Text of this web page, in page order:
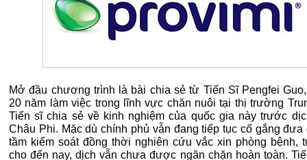
Mở đầu chương trình là bài chia sẻ từ Tiến Sĩ Pengfei
20 năm làm việc trong lĩnh vực chăn nuôi tại thị trường
Tiến sĩ chia sẻ về kinh nghiệm của quốc gia này trước
Châu Phi. Mặc dù chính phủ vẫn đang tiếp tục cố gắng đưa
tầm kiểm soát đồng thời nghiên cứu vắc xin phòng bệnh,
cho đến nay, dịch vẫn chưa được ngăn chặn hoàn toàn.